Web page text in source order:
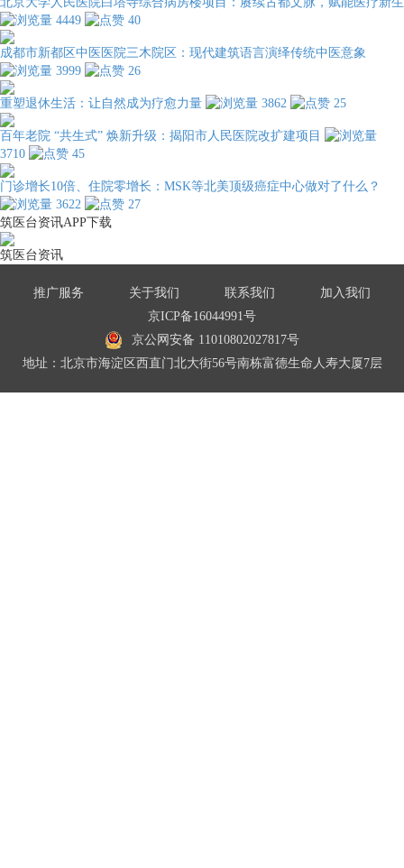
4449
40
成都市新都区中医医院三木院区：现代建筑语言演绎传统中医意象
3999
26
重塑退休生活：让自然成为疗愈力量 3862 25
百年老院 “共生式” 焕新升级：揭阳市人民医院改扩建项目
3710
45
门诊增长10倍、住院零增长：MSK等北美顶级癌症中心做对了什么？
3622
27
筑医台资讯APP下载
筑医台资讯
推广服务 关于我们 联系我们
加入我们
京ICP备16044991号
京公网安备 11010802027817号
地址：北京市海淀区西直门北大街56号南栋富德生命人寿大厦7层